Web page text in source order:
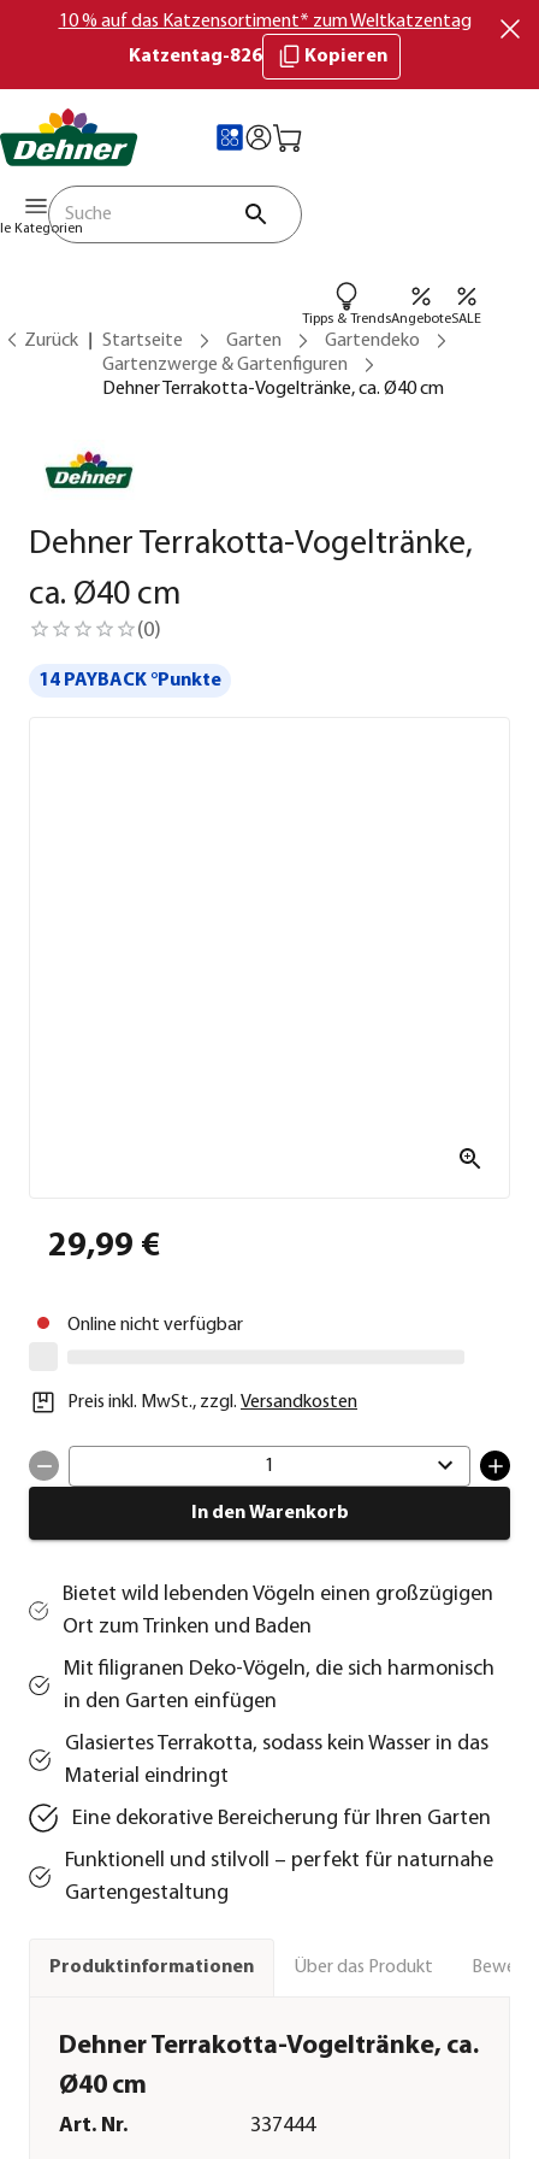
10 % auf das Katzensortiment* zum Weltkatzentag
Katzentag-826
Kopieren
Kategorien
Tipps & TrendsAngeboteSALE
Zurück Startseite Garten
Gartendeko
Gartenzwerge & Gartenfiguren
Dehner Terrakotta-Vogeltränke, ca. Ø40 cm
Dehner Terrakotta-Vogeltränke,
ca. Ø40 cm
(0)
14 PAYBACK °Punkte
29,99 €
Online nicht verfügbar
Preis inkl. MwSt., zzgl. Versandkosten
1
In den Warenkorb
Bietet wild lebenden Vögeln einen großzügigen
Ort zum Trinken und Baden
Mit filigranen Deko-Vögeln, die sich harmonisch
in den Garten einfügen
Glasiertes Terrakotta, sodass kein Wasser in das
Material eindringt
Eine dekorative Bereicherung für Ihren Garten
Funktionell und stilvoll – perfekt für naturnahe
Gartengestaltung
Produktinformationen Über das Produkt
Dehner Terrakotta-Vogeltränke, ca.
Ø40 cm
Art. Nr. 337444